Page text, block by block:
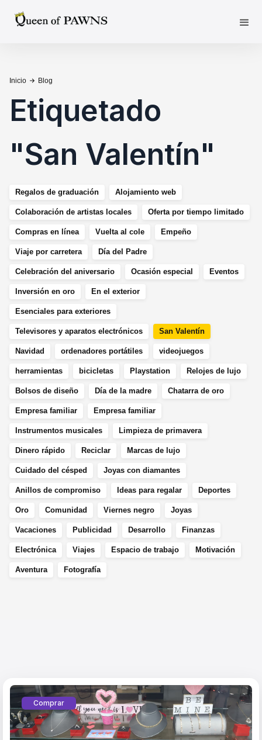
Inicio Blog
Etiquetado
"San Valentín"
Regalos de graduación Alojamiento web
Colaboración de artistas locales Oferta por tiempo limitado
Compras en línea Vuelta al cole Empeño
Viaje por carretera Día del Padre
Celebración del aniversario Ocasión especial Eventos
Inversión en oro En el exterior
Esenciales para exteriores
Televisores y aparatos electrónicos San Valentín
Navidad ordenadores portátiles videojuegos
herramientas bicicletas Playstation Relojes de lujo
Bolsos de diseño Día de la madre Chatarra de oro
Empresa familiar Empresa familiar
Instrumentos musicales Limpieza de primavera
Dinero rápido Reciclar Marcas de lujo
Cuidado del césped Joyas con diamantes
Anillos de compromiso Ideas para regalar Deportes
Oro Comunidad Viernes negro Joyas
Vacaciones Publicidad Desarrollo Finanzas
Electrónica Viajes Espacio de trabajo Motivación
Aventura Fotografía
Comprar